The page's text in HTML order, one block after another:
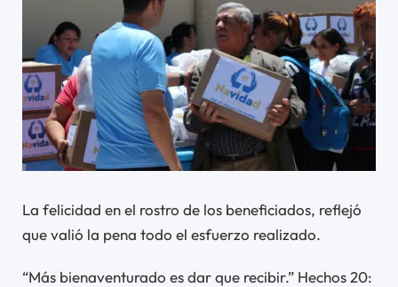
La felicidad en el rostro de los beneficiados, reflejó
que valió la pena todo el esfuerzo realizado.
“Más bienaventurado es dar que recibir.” Hechos 20: